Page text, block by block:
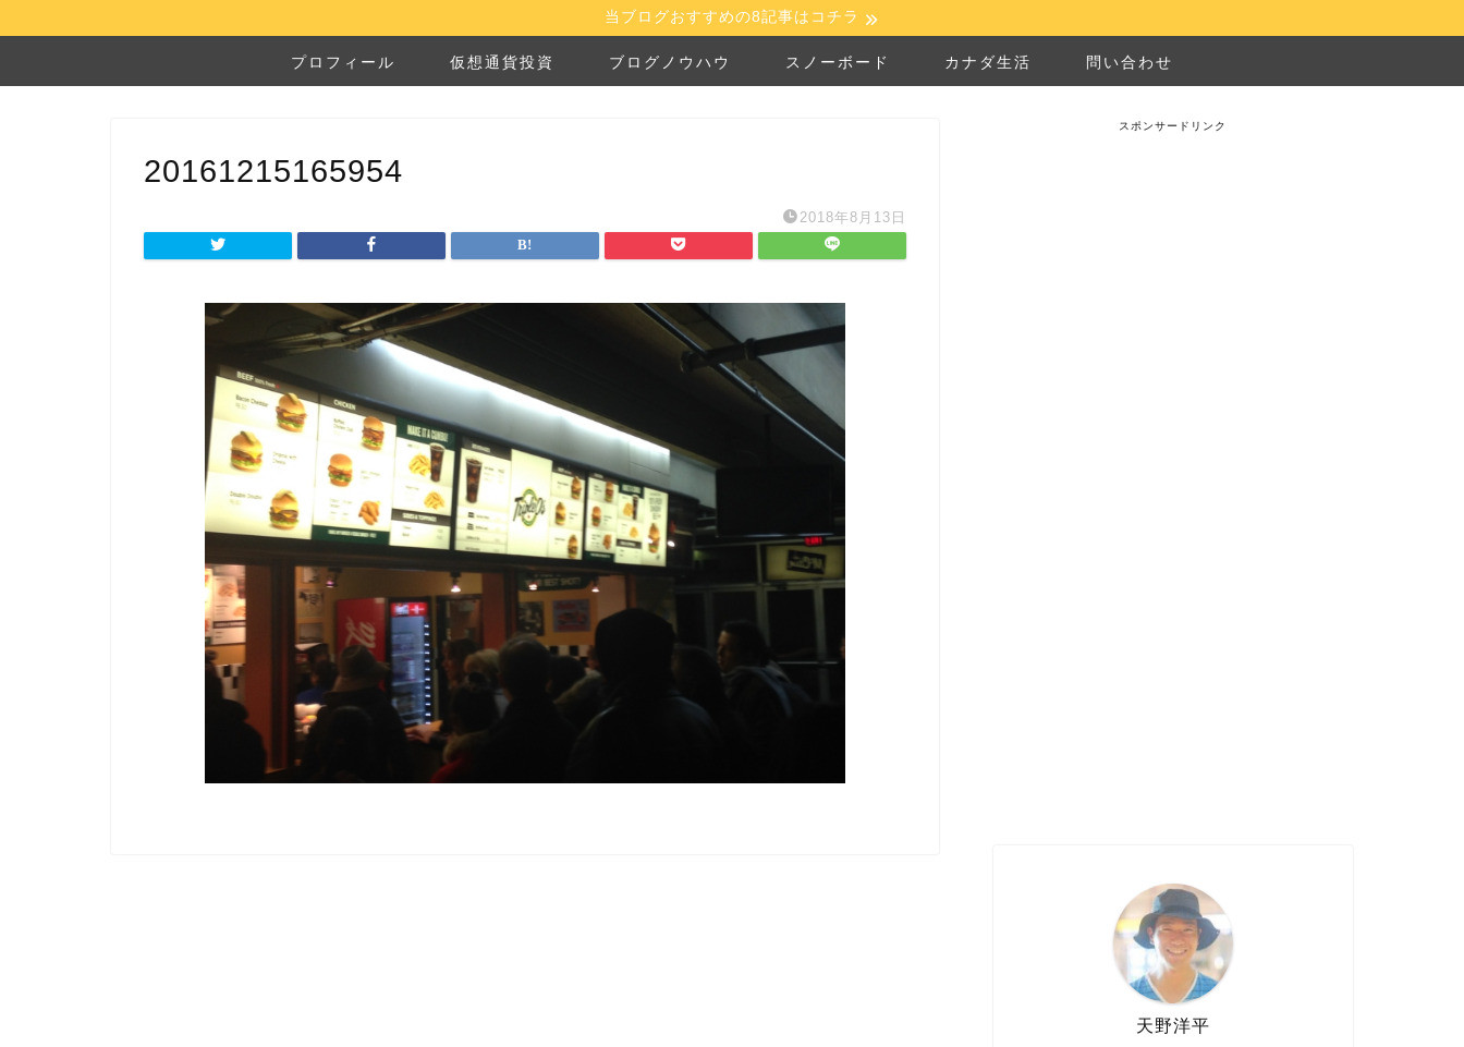
当ブログおすすめの8記事はコチラ
プロフィール 仮想通貨投資 ブログノウハウ スノーボード カナダ生活 問い合わせ
20161215165954
2018年8月13日
スポンサードリンク
天野洋平